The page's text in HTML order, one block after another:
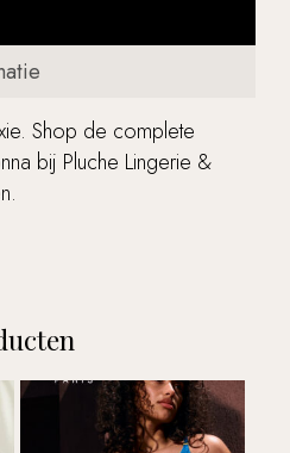
Shop de complete
bij Pluche Lingerie &